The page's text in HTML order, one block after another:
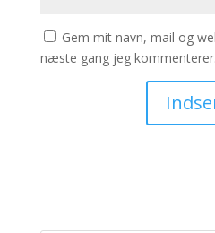
Gem mit navn, mail og
næste gang jeg kommenterer.